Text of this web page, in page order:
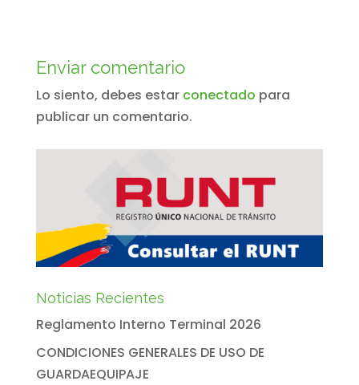
Enviar comentario
Lo siento, debes estar conectado para
publicar un comentario.
Noticias Recientes
Reglamento Interno Terminal 2026
CONDICIONES GENERALES DE USO DE
GUARDAEQUIPAJE